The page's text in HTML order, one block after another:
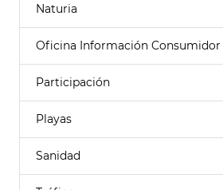
Naturia
Oficina Información Consumidor
Participación
Playas
Sanidad